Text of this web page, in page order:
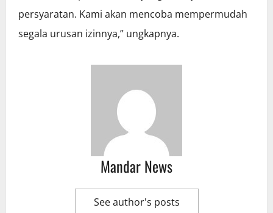
persyaratan. Kami akan mencoba mempermudah
segala urusan izinnya,” ungkapnya.
Mandar News
See author's posts